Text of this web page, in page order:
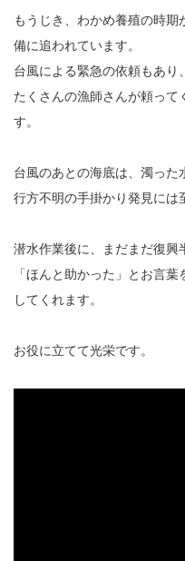
もうじき、わかめ養殖の時
備に追われています。
台風による緊急の依頼もあり
たくさんの漁師さんが頼って
す。
台風のあとの海底は、濁った
行方不明の手掛かり発見には
潜水作業後に、まだまだ復興
「ほんと助かった」とお言
してくれます。
お役に立てて光栄です。